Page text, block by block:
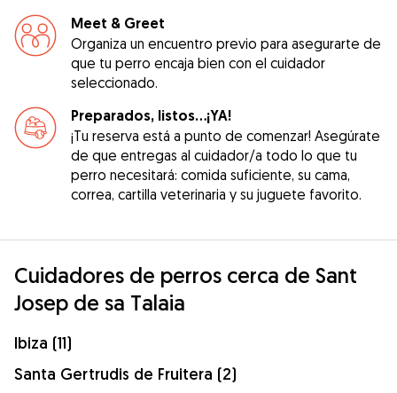
Meet & Greet
Organiza un encuentro previo para asegurarte de
que tu perro encaja bien con el cuidador
seleccionado.
Preparados, listos...¡YA!
¡Tu reserva está a punto de comenzar! Asegúrate
de que entregas al cuidador/a todo lo que tu
perro necesitará: comida suficiente, su cama,
correa, cartilla veterinaria y su juguete favorito.
Cuidadores de perros cerca de Sant
Josep de sa Talaia
Ibiza (11)
Santa Gertrudis de Fruitera (2)